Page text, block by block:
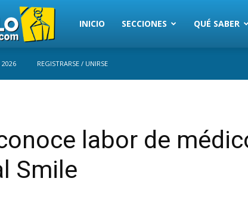
Trujillo
INICIO SECCIONES QUÉ SABER
2026 REGISTRARSE / UNIRSE
labor de
Smile